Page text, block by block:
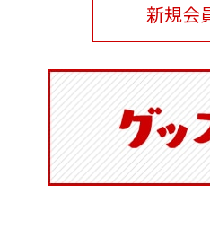
新規会